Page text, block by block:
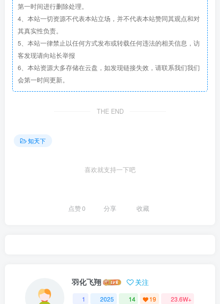
第一时间进行删除处理。
4、本站一切资源不代表本站立场，并不代表本站赞同其观点和对
其真实性负责。
5、本站一律禁止以任何方式发布或转载任何违法的相关信息，访
客发现请向站长举报
6、本站资源大多存储在云盘，如发现链接失效，请联系我们我们
会第一时间更新。
THE END
知天下
喜欢就支持一下吧
点赞0 分享 收藏
羽化飞翔 关注
1 2025 14 19 23.6W+